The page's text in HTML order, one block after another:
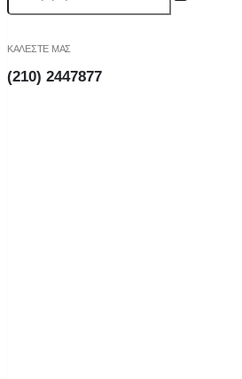
ΚΑΛΕΣΤΕ ΜΑΣ
(210) 2447877